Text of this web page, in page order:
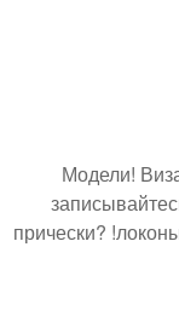
Модели!
прически?